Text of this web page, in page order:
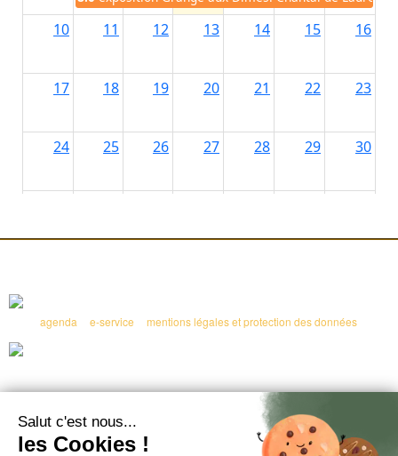
agenda e-service mentions légales et protection des données
14340 CAMBREMER
Tél. 02 31 63 03 36
Permanences